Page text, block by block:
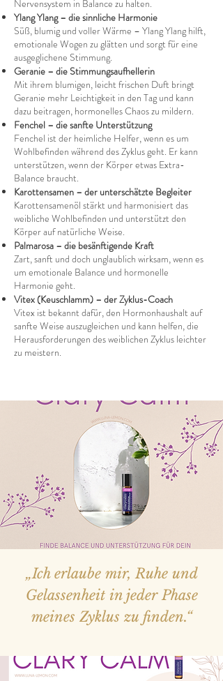
Nervensystem in Balance zu halten.
Ylang Ylang – die sinnliche Harmonie
Süß, blumig und voller Wärme – Ylang Ylang hilft,
emotionale Wogen zu glätten und sorgt für eine
ausgeglichene Stimmung.
Geranie – die Stimmungsaufhellerin
Mit ihrem blumigen, leicht frischen Duft bringt
Geranie mehr Leichtigkeit in den Tag und kann
dazu beitragen, hormonelles Chaos zu mildern.
Fenchel – die sanfte Unterstützung
Fenchel ist der heimliche Helfer, wenn es um
Wohlbefinden während des Zyklus geht. Er kann
unterstützen, wenn der Körper etwas Extra-
Balance braucht.
Karottensamen – der unterschätzte Begleiter
Karottensamenöl stärkt und harmonisiert das
weibliche Wohlbefinden und unterstützt den
Körper auf natürliche Weise.
Palmarosa – die besänftigende Kraft
Zart, sanft und doch unglaublich wirksam, wenn es
um emotionale Balance und hormonelle
Harmonie geht.
Vitex (Keuschlamm) – der Zyklus-Coach
Vitex ist bekannt dafür, den Hormonhaushalt auf
sanfte Weise auszugleichen und kann helfen, die
Herausforderungen des weiblichen Zyklus leichter
zu meistern.
„Ich erlaube mir, Ruhe und
Gelassenheit in jeder Phase
meines Zyklus zu finden.“